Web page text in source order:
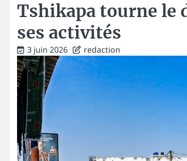
Tshikapa tourne le
ses activités
3 juin 2026 redaction